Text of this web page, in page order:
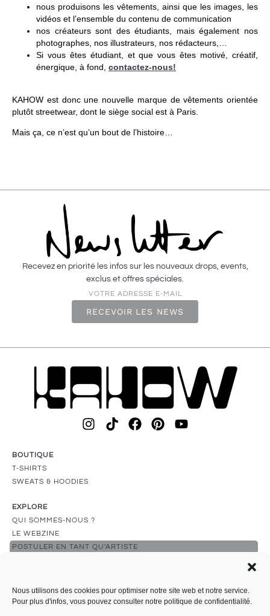
Nous utilisons des cookies pour optimiser notre site web et notre service.
Pour plus d'infos, vous pouvez consulter notre politique de confidentialité.
nous produisons les vêtements, ainsi que les images, les
vidéos et l’ensemble du contenu de communication
nos créateurs sont des étudiants, mais également nos
photographes, nos illustrateurs, nos rédacteurs,…
Si vous êtes étudiant, et que vous êtes motivé, créatif,
énergique, à fond, contactez-nous!
KAHOW est donc une nouvelle marque de vêtements orientée
plutôt streetwear, dont le siège social est à Paris.
Mais ça, ce n’est qu’un bout de l’histoire…
Recevez en priorité les infos sur les nouveaux drops, events,
exclus et offres spéciales.
VOTRE ADRESSE E-MAIL
RECEVOIR LES NEWS
BOUTIQUE
T-SHIRTS
SWEATS & HOODIES
EXPLORE
QUI SOMMES-NOUS ?
LE WEBZINE
POSTULER EN TANT QU'ARTISTE
RETOURS & REMBOURSEMENTS